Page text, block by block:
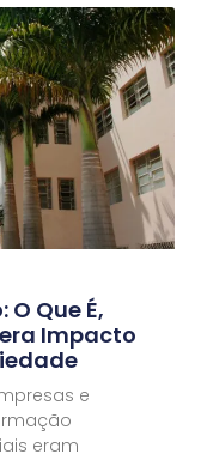
Que É,
Impacto
e
eram